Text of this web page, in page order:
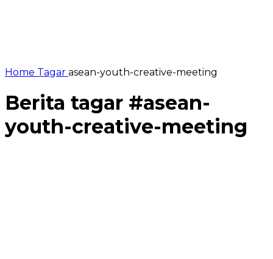
Home Tagar asean-youth-creative-meeting
Berita tagar #asean-
youth-creative-meeting